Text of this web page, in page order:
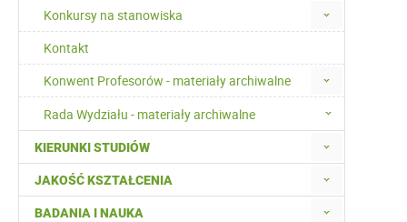
Konkursy na stanowiska
Kontakt
Konwent Profesorów - materiały archiwalne
Rada Wydziału - materiały archiwalne
KIERUNKI STUDIÓW
JAKOŚĆ KSZTAŁCENIA
BADANIA I NAUKA